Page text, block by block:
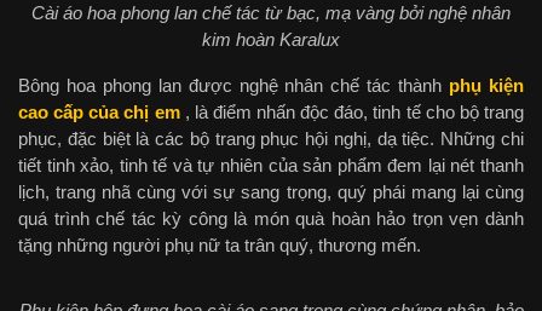
Cài áo hoa phong lan chế tác từ bạc, mạ vàng bởi nghệ nhân
kim hoàn Karalux
Bông hoa phong lan được nghệ nhân chế tác thành phụ kiện
cao cấp của chị em, là điểm nhấn độc đáo, tinh tế cho bộ trang
phục, đặc biệt là các bộ trang phục hội nghị, dạ tiệc. Những chi
tiết tinh xảo, tinh tế và tự nhiên của sản phẩm đem lại nét thanh
lịch, trang nhã cùng với sự sang trọng, quý phái mang lại cùng
quá trình chế tác kỳ công là món quà hoàn hảo trọn vẹn dành
tặng những người phụ nữ ta trân quý, thương mến.